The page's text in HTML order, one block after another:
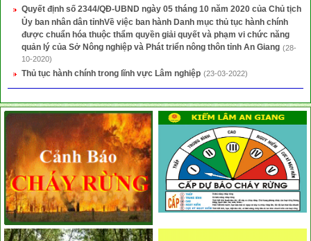
Quyết định số 2344/QĐ-UBND ngày 05 tháng 10 năm 2020 của Chủ tịch
Ủy ban nhân dân tỉnhVề việc ban hành Danh mục thủ tục hành chính
được chuẩn hóa thuộc thẩm quyền giải quyết và phạm vi chức năng
quản lý của Sở Nông nghiệp và Phát triển nông thôn tỉnh An Giang (28-
10-2020)
Thủ tục hành chính trong lĩnh vực Lâm nghiệp (23-03-2022)